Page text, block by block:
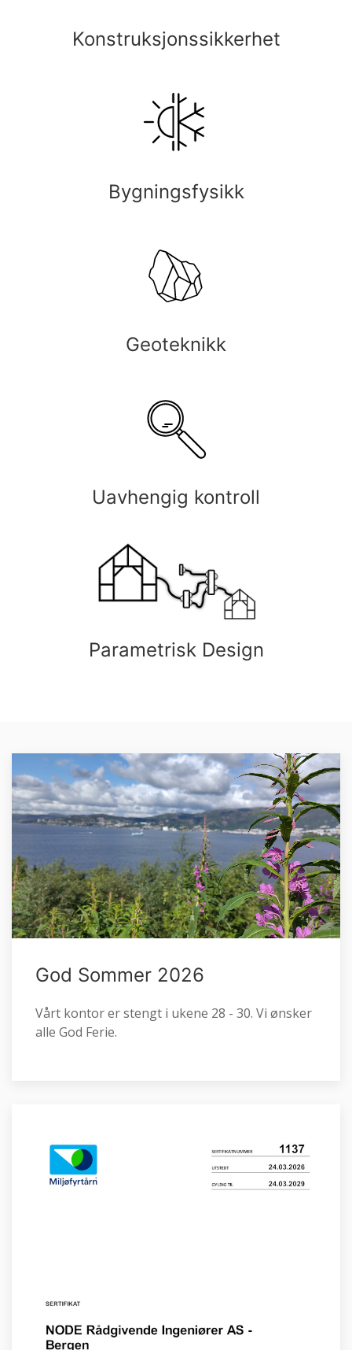
Konstruksjonssikkerhet
Bygningsfysikk
Geoteknikk
Uavhengig kontroll
Parametrisk Design
God Sommer 2026
Vårt kontor er stengt i ukene 28 - 30. Vi ønsker
alle God Ferie.